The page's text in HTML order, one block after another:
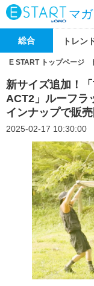
マ
総合 トレン
E START トップページ
新サイズ追加！
ACT2」ルーフラ
インナップで販
2025-02-17 10:30:00